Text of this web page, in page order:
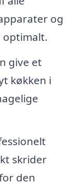
og
optimalt.
give et
køkken i
skrider
den